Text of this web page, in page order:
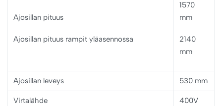
Ajosillan pituus
Ajosillan pituus rampit yläasennossa
1570
mm
2140
mm
Ajosillan leveys 530 mm
Virtalähde 400V